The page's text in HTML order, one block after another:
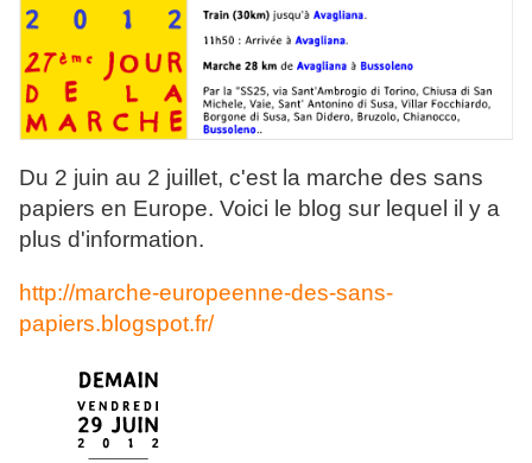
Du 2 juin au 2 juillet, c'est la marche des sans
papiers en Europe. Voici le blog sur lequel il y a
plus d'information.
http://marche-europeenne-des-sans-
papiers.blogspot.fr/